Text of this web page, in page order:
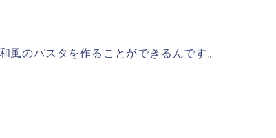
風のパスタを作ることができるんです。